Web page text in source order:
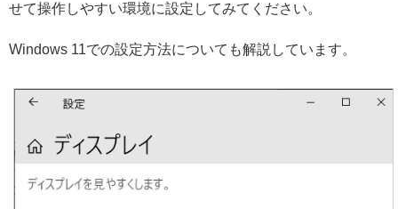
せて操作しやすい環境に設定してみてください。
Windows 11での設定方法についても解説しています。